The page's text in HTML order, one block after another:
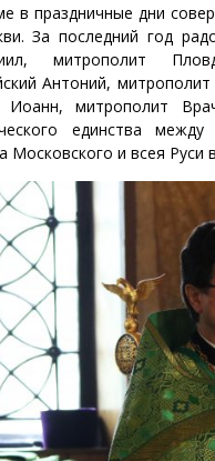
в праздничные дни
За последний год
митрополит
Антоний,
Иоанн, митрополит
единства
Московского и всея Руси